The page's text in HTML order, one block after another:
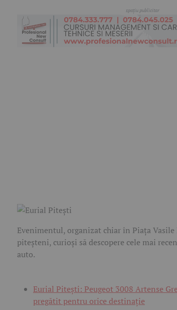
Evenimentul, organizat chiar în Piața
piteșteni, curioși să descopere cele mai
auto.
Eurial Pitești: Peugeot 3008 Artense
pregătit pentru orice destinație